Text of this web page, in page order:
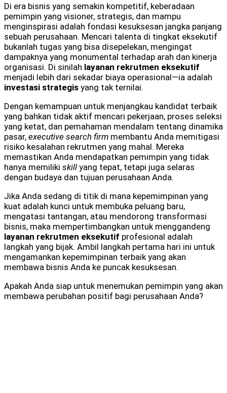
Di era bisnis yang semakin kompetitif, keberadaan
pemimpin yang visioner, strategis, dan mampu
menginspirasi adalah fondasi kesuksesan jangka panjang
sebuah perusahaan. Mencari talenta di tingkat eksekutif
bukanlah tugas yang bisa disepelekan, mengingat
dampaknya yang monumental terhadap arah dan kinerja
organisasi. Di sinilah layanan rekrutmen eksekutif
menjadi lebih dari sekadar biaya operasional—ia adalah
investasi strategis yang tak ternilai.
Dengan kemampuan untuk menjangkau kandidat terbaik
yang bahkan tidak aktif mencari pekerjaan, proses seleksi
yang ketat, dan pemahaman mendalam tentang dinamika
pasar, executive search firm membantu Anda memitigasi
risiko kesalahan rekrutmen yang mahal. Mereka
memastikan Anda mendapatkan pemimpin yang tidak
hanya memiliki skill yang tepat, tetapi juga selaras
dengan budaya dan tujuan perusahaan Anda.
Jika Anda sedang di titik di mana kepemimpinan yang
kuat adalah kunci untuk membuka peluang baru,
mengatasi tantangan, atau mendorong transformasi
bisnis, maka mempertimbangkan untuk menggandeng
layanan rekrutmen eksekutif profesional adalah
langkah yang bijak. Ambil langkah pertama hari ini untuk
mengamankan kepemimpinan terbaik yang akan
membawa bisnis Anda ke puncak kesuksesan.
Apakah Anda siap untuk menemukan pemimpin yang akan
membawa perubahan positif bagi perusahaan Anda?